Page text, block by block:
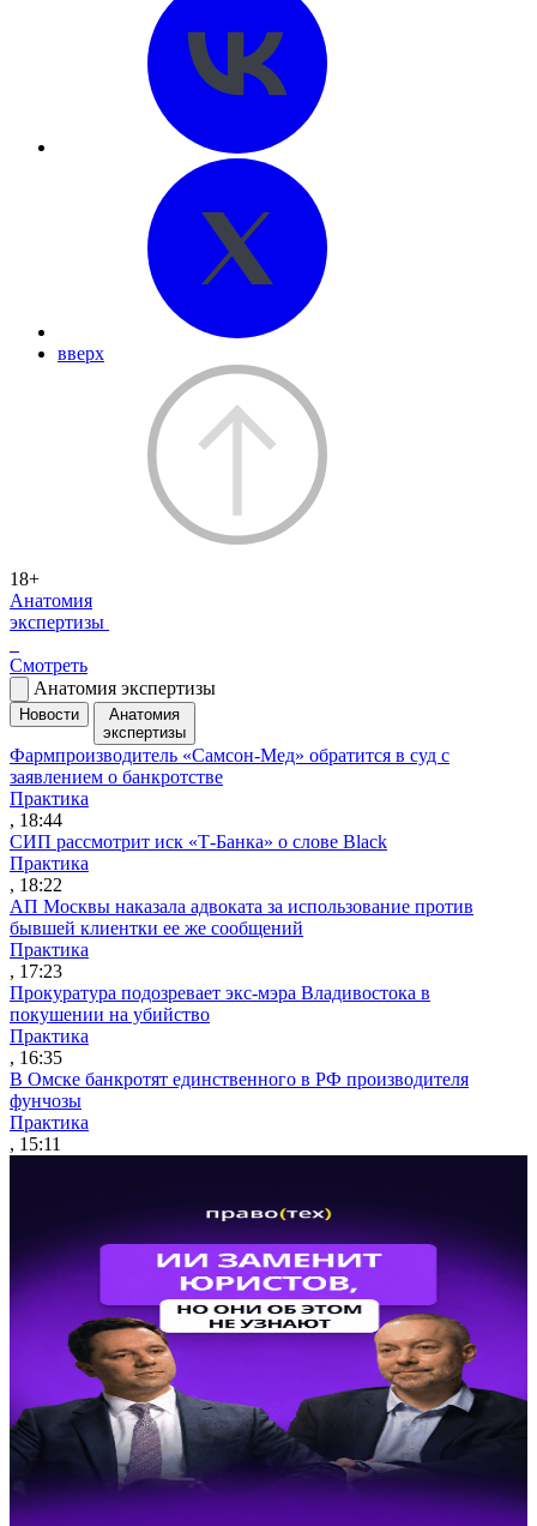
вверх
18+
Анатомия
экспертизы
Смотреть
Анатомия экспертизы
Новости
Анатомия
экспертизы
Фармпроизводитель «Самсон-Мед» обратится в суд с
заявлением о банкротстве
Практика
, 18:44
СИП рассмотрит иск «Т-Банка» о слове Black
Практика
, 18:22
АП Москвы наказала адвоката за использование против
бывшей клиентки ее же сообщений
Практика
, 17:23
Прокуратура подозревает экс-мэра Владивостока в
покушении на убийство
Практика
, 16:35
В Омске банкротят единственного в РФ производителя
фунчозы
Практика
, 15:11